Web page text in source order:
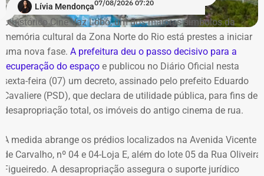
Belford Roxo
Alerta e Prevenção
A capital fluminense entrou em Estágio 2 de mobilização
na noite de ontem.
Lívia Mendonça07/08/2026 07:20
O histórico Cine Vaz Lobo, um dos maiores símbolos da
memória cultural da Zona Norte do Rio está prestes a iniciar
uma nova fase. A prefeitura deu o passo decisivo para a
recuperação do espaço e publicou no Diário Oficial nesta
sexta-feira (07) um decreto, assinado pelo prefeito Eduardo
Cavaliere (PSD), que declara de utilidade pública, para fins de
desapropriação total, os imóveis do antigo cinema de rua.
A medida abrange os prédios localizados na Avenida Vicente
de Carvalho, nº 04 e 04-Loja E, além do lote 05 da Rua Oliveira
Figueiredo. A desapropriação assegura o suporte jurídico